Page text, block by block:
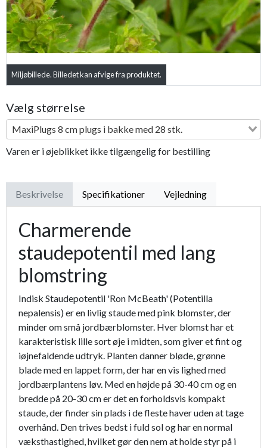
Miljøbillede. Billedet kan afvige fra produktet.
Vælg størrelse
MaxiPlugs 8 cm plugs i bakke med 28 stk.
Varen er i øjeblikket ikke tilgængelig for bestilling
Beskrivelse Specifikationer Vejledning
Charmerende
staudepotentil med lang
blomstring
Indisk Staudepotentil 'Ron McBeath' (Potentilla
nepalensis) er en livlig staude med pink blomster, der
minder om små jordbærblomster. Hver blomst har et
karakteristisk lille sort øje i midten, som giver et fint og
iøjnefaldende udtryk. Planten danner bløde, grønne
blade med en lappet form, der har en vis lighed med
jordbærplantens løv. Med en højde på 30-40 cm og en
bredde på 20-30 cm er det en forholdsvis kompakt
staude, der finder sin plads i de fleste haver uden at tage
overhånd. Den trives bedst i fuld sol og har en normal
væksthastighed, hvilket gør den nem at holde styr på i